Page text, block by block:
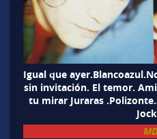
Igual que
sin invitación. El temor.
tu mirar Juraras